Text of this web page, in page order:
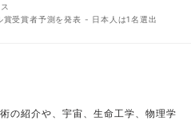
賞受賞者予測を発表 - 日本人は1名選出
の紹介や、宇宙、生命工学、物理学